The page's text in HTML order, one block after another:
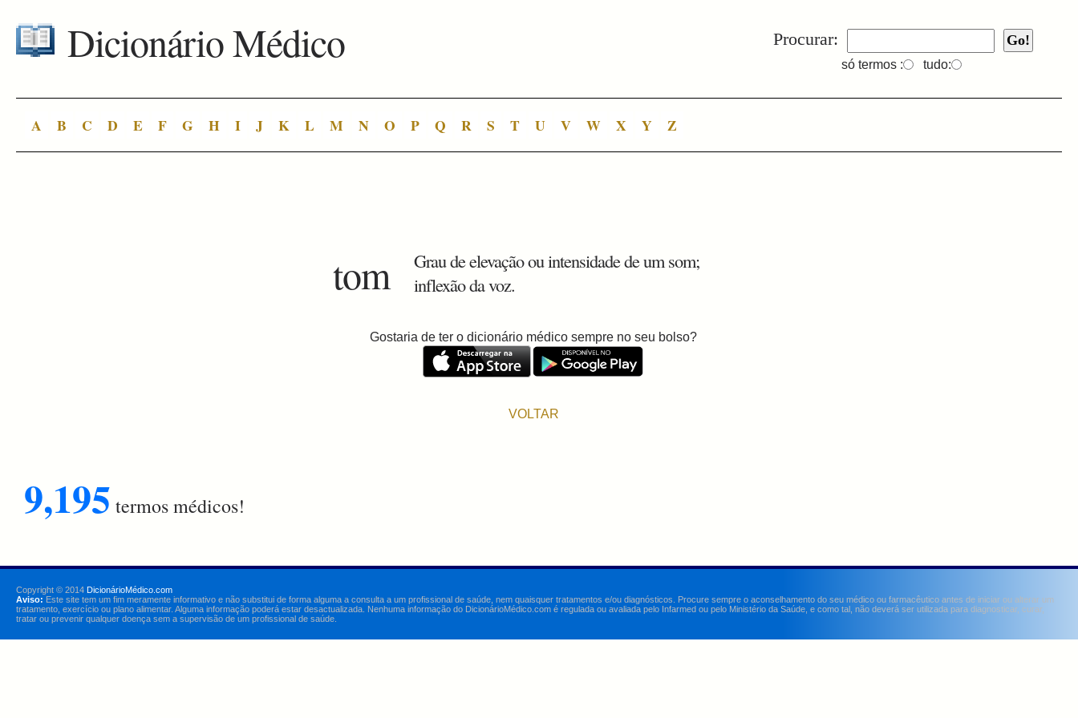
Procurar:
só termos : tudo:
Dicionário Médico
A B C D E F G H I J K L M N O P Q R S T U V W X Y Z
tom
Grau de elevação ou intensidade de um som;
inflexão da voz.
Gostaria de ter o dicionário médico sempre no seu bolso?
VOLTAR
9,195 termos médicos!
Copyright © 2014 DicionárioMédico.com
Aviso: Este site tem um fim meramente informativo e não substitui de forma alguma a consulta a um profissional de saúde, nem quaisquer tratamentos e/ou diagnósticos. Procure sempre o aconselhamento do seu médico ou farmacêutico antes de iniciar ou alterar um
tratamento, exercício ou plano alimentar. Alguma informação poderá estar desactualizada. Nenhuma informação do DicionárioMédico.com é regulada ou avaliada pelo Infarmed ou pelo Ministério da Saúde, e como tal, não deverá ser utilizada para diagnosticar, curar,
tratar ou prevenir qualquer doença sem a supervisão de um profissional de saúde.